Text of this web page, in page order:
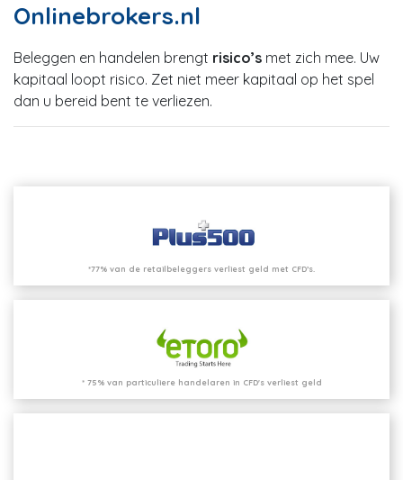
Onlinebrokers.nl
Beleggen en handelen brengt risico’s met zich mee. Uw
kapitaal loopt risico. Zet niet meer kapitaal op het spel
dan u bereid bent te verliezen.
*77% van de retailbeleggers verliest geld met CFD’s.
* 75% van particuliere handelaren in CFD's verliest geld